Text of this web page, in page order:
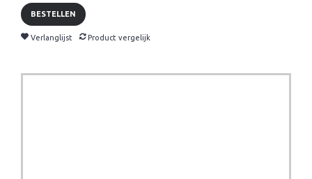
BESTELLEN
Verlanglijst Product vergelijk